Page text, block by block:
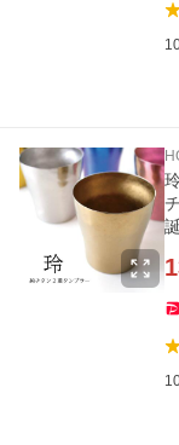
玲 華